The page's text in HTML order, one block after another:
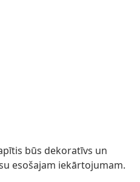
būs dekoratīvs un
esošajam iekārtojumam.